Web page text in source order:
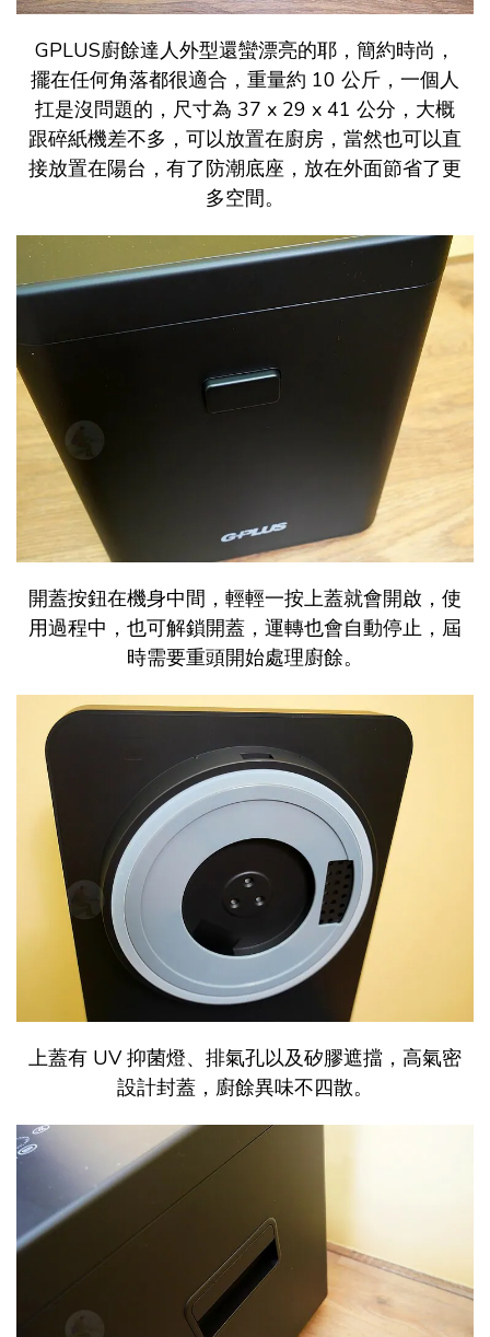
GPLUS廚餘達人外型還蠻漂亮的耶，簡約時尚，
擺在任何角落都很適合，重量約 10 公斤，一個人
扛是沒問題的，尺寸為 37 x 29 x 41 公分，大概
跟碎紙機差不多，可以放置在廚房，當然也可以直
接放置在陽台，有了防潮底座，放在外面節省了更
多空間。
開蓋按鈕在機身中間，輕輕一按上蓋就會開啟，使
用過程中，也可解鎖開蓋，運轉也會自動停止，屆
時需要重頭開始處理廚餘。
上蓋有 UV 抑菌燈、排氣孔以及矽膠遮擋，高氣密
設計封蓋，廚餘異味不四散。